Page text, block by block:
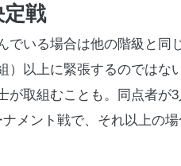
定戦
でいる場合は他の階級と同
）以上に緊張するのでは
が取組むことも。同点者が3
ナメント戦で、それ以上の